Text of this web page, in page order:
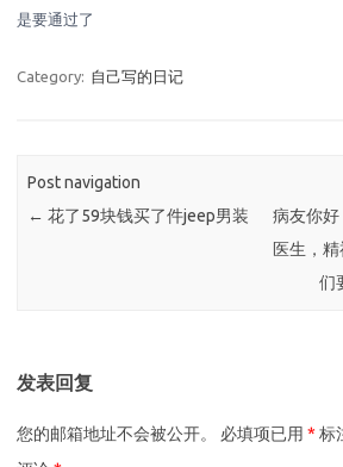
是要通过了
Category: 自己写的日记
Post navigation
← 花了59块钱买了件jeep男装
病友你
医生，
们
发表回复
您的邮箱地址不会被公开。 必填项已用 * 标